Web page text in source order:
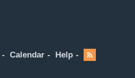
Calendar Help